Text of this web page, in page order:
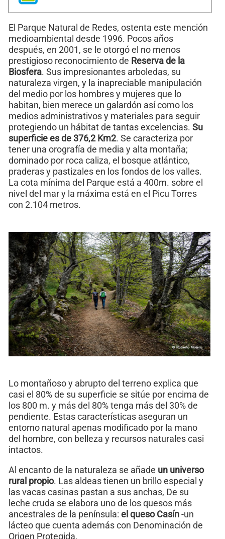
El Parque Natural de Redes, ostenta este mención
medioambiental desde 1996. Pocos años
después, en 2001, se le otorgó el no menos
prestigioso reconocimiento de Reserva de la
Biosfera. Sus impresionantes arboledas, su
naturaleza virgen, y la inapreciable manipulación
del medio por los hombres y mujeres que lo
habitan, bien merece un galardón así como los
medios administrativos y materiales para seguir
protegiendo un hábitat de tantas excelencias. Su
superficie es de 376,2 Km2. Se caracteriza por
tener una orografía de media y alta montaña;
dominado por roca caliza, el bosque atlántico,
praderas y pastizales en los fondos de los valles.
La cota mínima del Parque está a 400m. sobre el
nivel del mar y la máxima está en el Picu Torres
con 2.104 metros.
Lo montañoso y abrupto del terreno explica que
casi el 80% de su superficie se sitúe por encima de
los 800 m. y más del 80% tenga más del 30% de
pendiente. Estas características aseguran un
entorno natural apenas modificado por la mano
del hombre, con belleza y recursos naturales casi
intactos.
Al encanto de la naturaleza se añade un universo
rural propio. Las aldeas tienen un brillo especial y
las vacas casinas pastan a sus anchas, De su
leche cruda se elabora uno de los quesos más
ancestrales de la península: el queso Casín-un
lácteo que cuenta además con Denominación de
Origen Protegida.